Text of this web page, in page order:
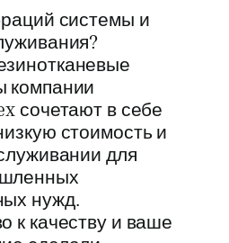
системы и
компании
сочетают в себе
стоимость и
для
нужд.
к качеству и ваше